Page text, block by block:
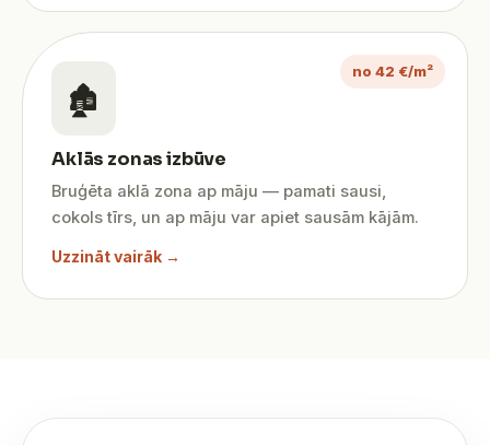
no 42 €/m²
🏚️
Aklās zonas izbūve
Bruģēta aklā zona ap māju — pamati sausi,
cokols tīrs, un ap māju var apiet sausām kājām.
Uzzināt vairāk →